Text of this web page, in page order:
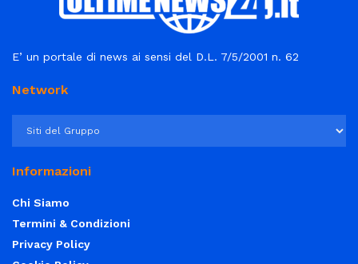
E’ un portale di news ai sensi del D.L. 7/5/2001 n. 62
Network
Informazioni
Chi Siamo
Termini & Condizioni
Privacy Policy